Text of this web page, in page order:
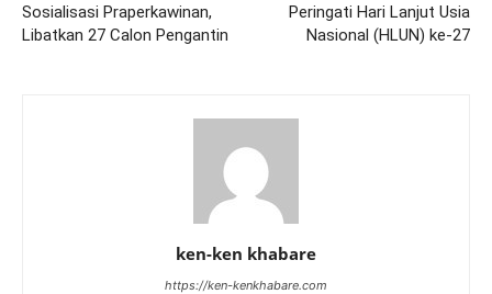
Sosialisasi Praperkawinan,
Libatkan 27 Calon Pengantin
Peringati Hari Lanjut Usia
Nasional (HLUN) ke-27
ken-ken khabare
https://ken-kenkhabare.com